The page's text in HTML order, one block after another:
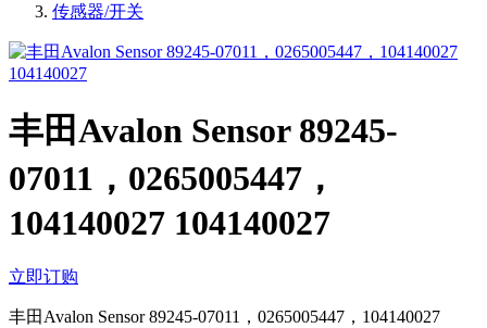
传感器/开关
丰田Avalon Sensor 89245-
07011，0265005447，
104140027 104140027
立即订购
丰田Avalon Sensor 89245-07011，0265005447，104140027